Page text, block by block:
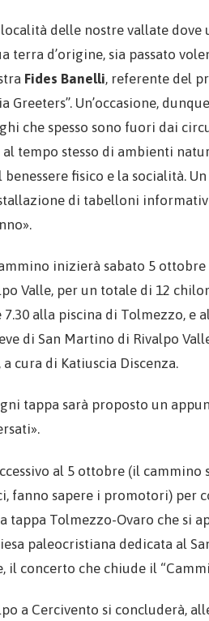
delle nostre vallate dove
terra d’origine, sia passato
Fides Banelli, referente del
Greeters”. Un’occasione,
che spesso sono fuori dai
tempo stesso di ambienti
fisico e la socialità.
di tabelloni
inizierà sabato 5
Valle, per un totale di 12
alla piscina di Tolmezzo, e
di San Martino di Rivalpo
cura di Katiuscia Discenza.
tappa sarà proposto un
al 5 ottobre (il cammino
fanno sapere i promotori) per
tappa Tolmezzo-Ovaro che si
paleocristiana dedicata al
il concerto che chiude il
a Cercivento si concluderà,